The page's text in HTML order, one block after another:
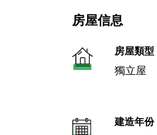
房屋信息
房屋類型
獨立屋
建造年份